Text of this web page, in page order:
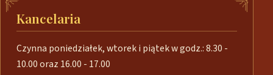
Kancelaria
Czynna poniedziałek, wtorek i piątek w godz.: 8.30 -
10.00 oraz 16.00 - 17.00